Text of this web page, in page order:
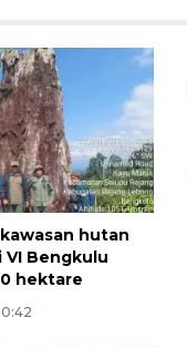
hutan
VI Bengkulu
hektare